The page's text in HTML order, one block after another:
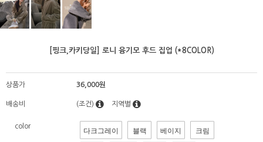
[핑크,카키당일] 로니 융기모 후드 집업 (*8COLOR)
상품가 36,000원
배송비 (조건) 지역별
color 다크그레이 블랙 베이지 크림